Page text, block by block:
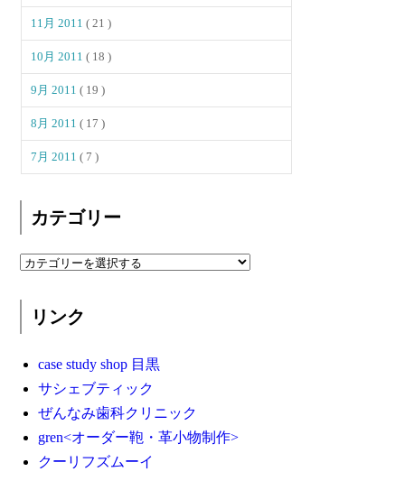
11月 2011( 21 )
10月 2011( 18 )
9月 2011( 19 )
8月 2011( 17 )
7月 2011( 7 )
カテゴリー
リンク
case study shop 目黒
サシェブティック
ぜんなみ歯科クリニック
gren<オーダー鞄・革小物制作>
クーリフズムーイ